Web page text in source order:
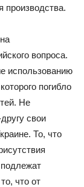
производства.
вопроса.
использованию
погибло
Не
свои
То, что
что от